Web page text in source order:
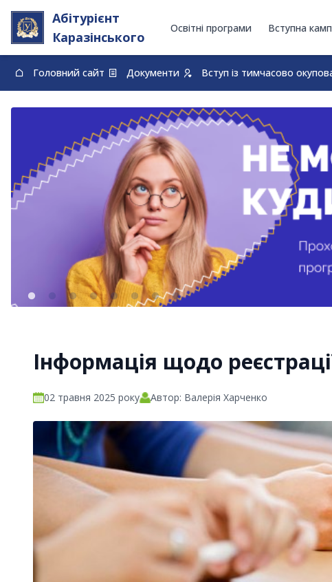
Абітурієнт
Каразінського
Освітні програми Вступна
Головний сайт Документи Вступ із тимчасово
0-800-33-48-73
Інформація щодо
02 травня 2025 року Автор: Валерія Харченко